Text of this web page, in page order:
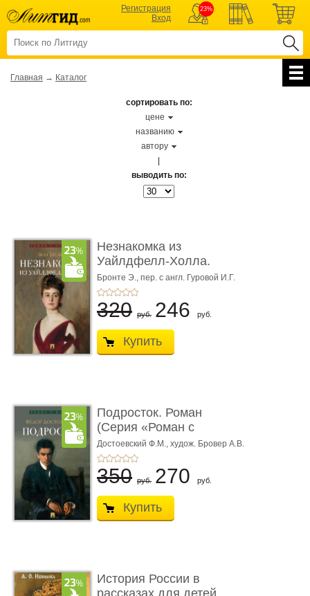
Регистрация
Вход
23%
Главная → Каталог
сортировать по:
цене
названию
автору
выводить по:
Незнакомка из
Уайлдфелл-Холла.
Роман (Серия «Р� ...
Бронте Э., пер. с англ. Гуровой И.Г.
320 руб. 246 руб.
Купить
Подросток. Роман
(Серия «Роман с
книгой»)
Достоевский Ф.М., худож. Бровер А.В.
350 руб. 270 руб.
Купить
История России в
рассказах для детей